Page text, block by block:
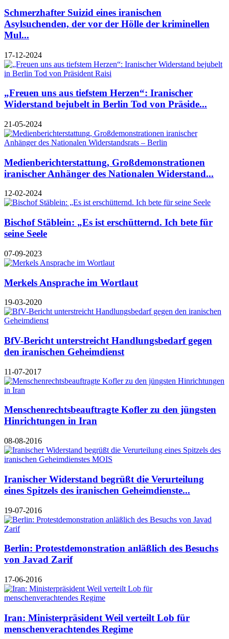
Schmerzhafter Suizid eines iranischen
Asylsuchenden, der vor der Hölle der kriminellen
Mul...
17-12-2024
„Freuen uns aus tiefstem Herzen“: Iranischer
Widerstand bejubelt in Berlin Tod von Präside...
21-05-2024
Medienberichterstattung, Großdemonstrationen
iranischer Anhänger des Nationalen Widerstand...
12-02-2024
Bischof Stäblein: „Es ist erschütternd. Ich bete für
seine Seele
07-09-2023
Merkels Ansprache im Wortlaut
19-03-2020
BfV-Bericht unterstreicht Handlungsbedarf gegen
den iranischen Geheimdienst
11-07-2017
Menschenrechtsbeauftragte Kofler zu den jüngsten
Hinrichtungen in Iran
08-08-2016
Iranischer Widerstand begrüßt die Verurteilung
eines Spitzels des iranischen Geheimdienste...
19-07-2016
Berlin: Protestdemonstration anläßlich des Besuchs
von Javad Zarif
17-06-2016
Iran: Ministerpräsident Weil verteilt Lob für
menschenverachtendes Regime